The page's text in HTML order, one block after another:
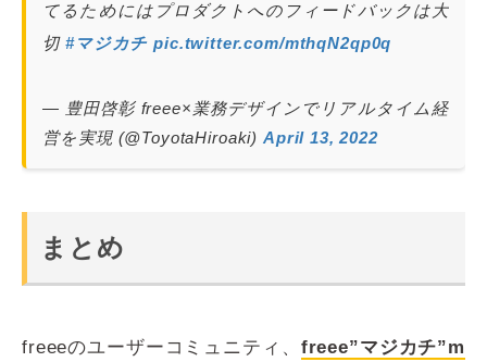
てるためにはプロダクトへのフィードバックは大
切 #マジカチ pic.twitter.com/mthqN2qp0q
— 豊田啓彰 freee×業務デザインでリアルタイム経
営を実現 (@ToyotaHiroaki) April 13, 2022
まとめ
freeeのユーザーコミュニティ、 freee”マジカチ”m